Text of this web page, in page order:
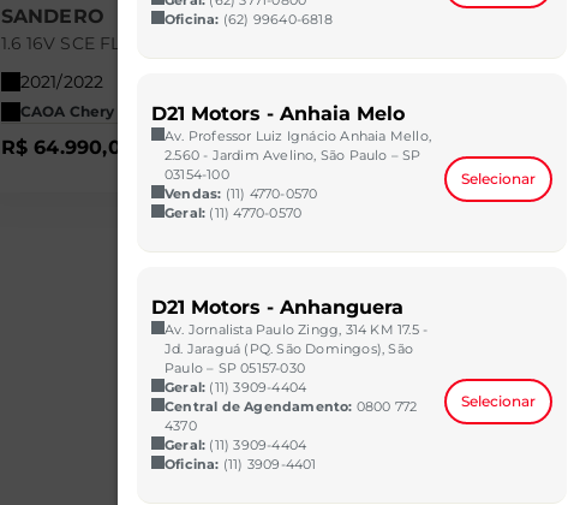
SANDERO
1.6 16V SCE FLEX ZEN MANUAL
2021/2022
CAOA Chery | D21 - Imbiribeira
R$ 64.990,00 VER MAIS
1.6 16V SCE FLEX LIFE
CAOA Chery | D21 -
R$ 67.990,00
Oficina: (62) 99640-6818
D21 Motors - Anhaia Melo
Av. Professor Luiz Ignácio Anhaia Mello,
2.560 - Jardim Avelino, São Paulo – SP
03154-100
Vendas: (11) 4770-0570
Geral: (11) 4770-0570
Selecionar
D21 Motors - Anhanguera
Av. Jornalista Paulo Zingg, 314 KM 17.5 -
Jd. Jaraguá (PQ. São Domingos), São
Paulo – SP 05157-030
Geral: (11) 3909-4404
Central de Agendamento: 0800 772
4370
Geral: (11) 3909-4404
Oficina: (11) 3909-4401
Selecionar